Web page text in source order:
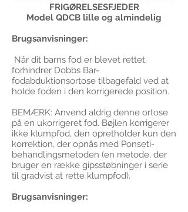
FRIGØRELSESFJEDER
Model QDCB lille og almindelig
Brugsanvisninger:
Når dit barns fod er blevet rettet,
forhindrer Dobbs Bar-
fodabduktionsortose tilbagefald ved at
holde foden i den korrigerede position.
BEMÆRK: Anvend aldrig denne ortose
på en ukorrigeret fod. Bøjlen korrigerer
ikke klumpfod, den opretholder kun den
korrektion, der opnås med Ponseti-
behandlingsmetoden (en metode, der
bruger en række gipsstøbninger i serie
til gradvist at rette klumpfod).
Brugsanvisninger: